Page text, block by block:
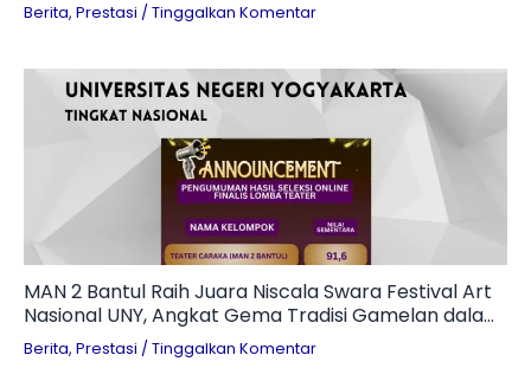
Berita, Prestasi / Tinggalkan Komentar
MAN 2 Bantul Raih Juara Niscala Swara Festival Art
Nasional UNY, Angkat Gema Tradisi Gamelan dalam
Teater Penuh Makna
Berita, Prestasi / Tinggalkan Komentar